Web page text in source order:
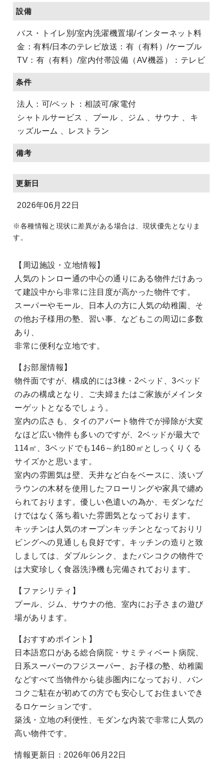
設備
バス・トイレ別/室内洗濯機置場/インターネット料
金：有料/日本のテレビ放送：有（有料）/ケーブル
TV：有（有料）/室内付帯設備（AV機器）：テレビ
条件
法人：可/ペット：相談可/家電付
シャトルサービス 、プール 、ジム 、サウナ 、キ
ッズルーム 、レストラン
備考
更新日
2026年06月22日
※各種情報と現状に差異がある場合は、現状優先となりま
す。
【周辺施設・立地情報】
人気のトンロー通の中心の通りにある物件だけあっ
て建設中から非常に注目度が高かった物件です。
スーパーやモール、日本人の方に人気の幼稚園、そ
の他お子様用の塾、習い事、などもこの周辺に多数
あり、
非常に便利な立地です。
【お部屋情報】
物件面ですが、構成的には3棟・2ベッド、3ベッド
のみの構成となり、ご夫婦またはご家族がメインタ
ーゲットとなるでしょう。
室内の広さも、タイのアパート物件でが掃除が大変
なほど広い物件も多いのですが、2ベッドが最大で
114㎡、3ベッドでも146～約180㎡としっくりくる
サイズかと思います。
室内の雰囲気は壁、天井など白をベースに、淡いブ
ラウンの木材を使用したフローリングや家具で纏め
られております。優しい色遣いの為か、モダンなだ
けではなく落ち着いた雰囲気となっております。
キッチンは人気のオープンキッチンとなっておりリ
ビングへの見通しも良好です。キッチンの造りと致
しましては、ダブルシンク、またバンコクの物件で
は大変珍しく食器洗浄機も完備されております。
【ファシリティ】
プール、ジム、サウナの他、室内にお子さまの遊び
場があります。
【おすすめポイント】
日本語窓口がある総合病院・サミティベート病院、
日系スーパーのフジスーパー、お子様の塾、幼稚園
などすべて当物件から徒歩圏内になっており、バン
コクご駐在が初めての方でも安心してお住まいでき
るロケーションです。
築浅・立地の利便性、モダンな内装で非常に人気の
高い物件です。
情報更新日：2026年06月22日